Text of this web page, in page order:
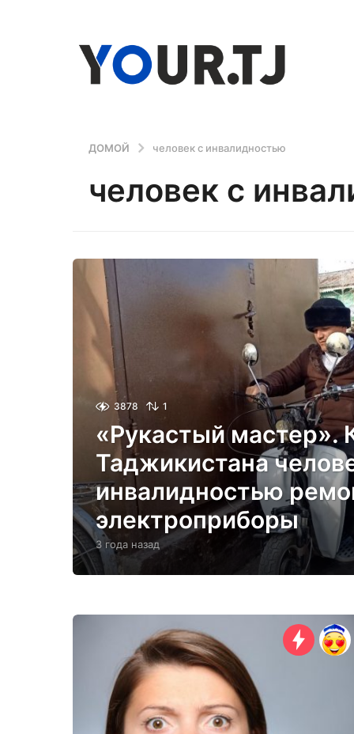
ДОМОЙ человек с инвалидностью
человек с
3878 1
«Рукастый мастер».
Таджикистана
инвалидностью
электроприборы
3 года назад3
о
а
з
а